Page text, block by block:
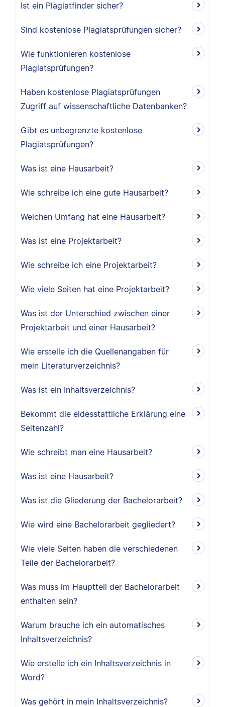
Ist ein Plagiatfinder sicher?
Sind kostenlose Plagiatsprüfungen sicher?
Wie funktionieren kostenlose
Plagiatsprüfungen?
Haben kostenlose Plagiatsprüfungen
Zugriff auf wissenschaftliche Datenbanken?
Gibt es unbegrenzte kostenlose
Plagiatsprüfungen?
Was ist eine Hausarbeit?
Wie schreibe ich eine gute Hausarbeit?
Welchen Umfang hat eine Hausarbeit?
Was ist eine Projektarbeit?
Wie schreibe ich eine Projektarbeit?
Wie viele Seiten hat eine Projektarbeit?
Was ist der Unterschied zwischen einer
Projektarbeit und einer Hausarbeit?
Wie erstelle ich die Quellenangaben für
mein Literaturverzeichnis?
Was ist ein Inhaltsverzeichnis?
Bekommt die eidesstattliche Erklärung eine
Seitenzahl?
Wie schreibt man eine Hausarbeit?
Was ist eine Hausarbeit?
Was ist die Gliederung der Bachelorarbeit?
Wie wird eine Bachelorarbeit gegliedert?
Wie viele Seiten haben die verschiedenen
Teile der Bachelorarbeit?
Was muss im Hauptteil der Bachelorarbeit
enthalten sein?
Warum brauche ich ein automatisches
Inhaltsverzeichnis?
Wie erstelle ich ein Inhaltsverzeichnis in
Word?
Was gehört in mein Inhaltsverzeichnis?